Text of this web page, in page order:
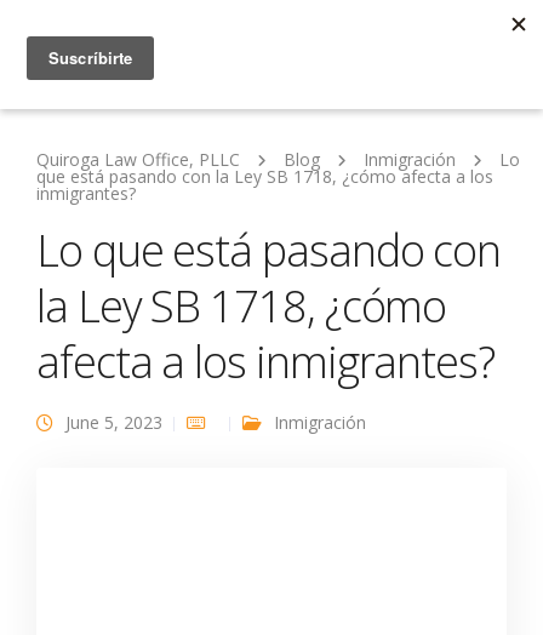
Quiroga Law Office, PLLC Blog Inmigración Lo
que está pasando con la Ley SB 1718, ¿cómo afecta a los
inmigrantes?
Lo que está pasando con
la Ley SB 1718, ¿cómo
afecta a los inmigrantes?
June 5, 2023 Inmigración